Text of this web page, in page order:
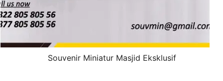
Souvenir Miniatur Masjid Eksklusif